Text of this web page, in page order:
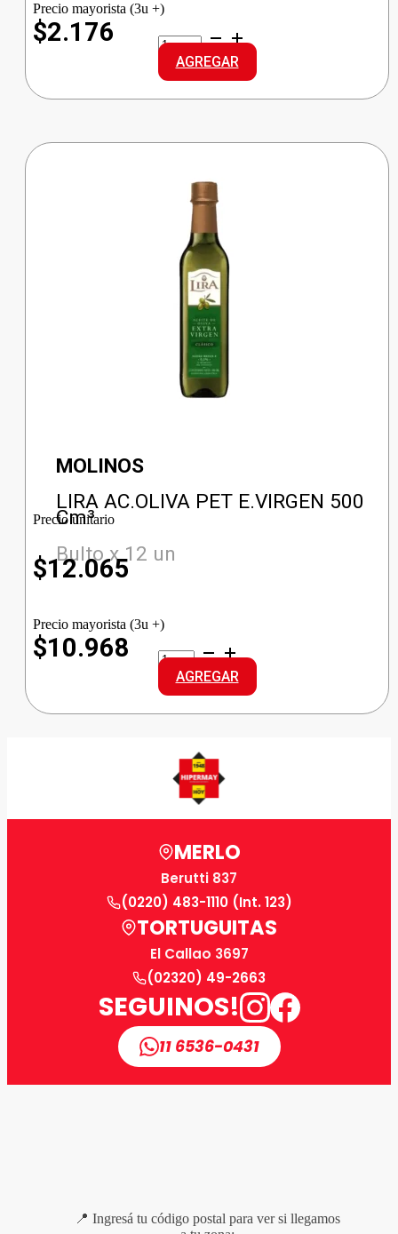
Precio mayorista (3u +)
$2.176
GALLO
ARROZ
ORO
cantidad
AGREGAR
MOLINOS
LIRA AC.OLIVA PET E.VIRGEN 500
Cm³
Bulto x 12 un
Precio unitario
$12.065
Precio mayorista (3u +)
$10.968
LIRA
AC.OLIVA
PET
E.VIRGEN
cantidad
AGREGAR
MERLO
Berutti 837
(0220) 483-1110 (Int. 123)
TORTUGUITAS
El Callao 3697
(02320) 49-2663
SEGUINOS!
11 6536-0431
📍 Ingresá tu código postal para ver si llegamos